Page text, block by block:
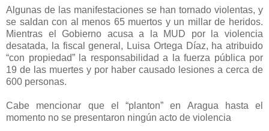
Algunas de las manifestaciones se han tornado violentas, y
se saldan con al menos 65 muertos y un millar de heridos.
Mientras el Gobierno acusa a la MUD por la violencia
desatada, la fiscal general, Luisa Ortega Díaz, ha atribuido
“con propiedad” la responsabilidad a la fuerza pública por
19 de las muertes y por haber causado lesiones a cerca de
600 personas.
Cabe mencionar que el “planton” en Aragua hasta el
momento no se presentaron ningún acto de violencia